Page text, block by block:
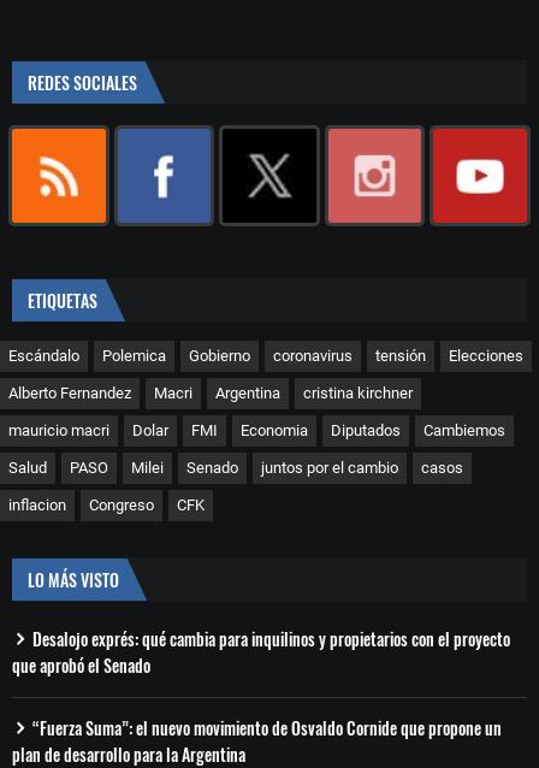
REDES SOCIALES
ETIQUETAS
Escándalo Polemica Gobierno coronavirus tensión Elecciones
Alberto Fernandez Macri Argentina cristina kirchner
mauricio macri Dolar FMI Economia Diputados Cambiemos
Salud PASO Milei Senado juntos por el cambio casos
inflacion Congreso CFK
LO MÁS VISTO
Desalojo exprés: qué cambia para inquilinos y propietarios con el proyecto
que aprobó el Senado
“Fuerza Suma”: el nuevo movimiento de Osvaldo Cornide que propone un
plan de desarrollo para la Argentina